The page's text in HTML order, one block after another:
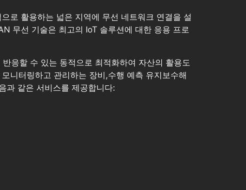
로 활용하는 넓은 지역에 무선 네트워크 연결을 설
무선 기술은 최고의 IoT 솔루션에 대한 응용 프로
응할 수 있는 동적으로 최적화하여 자산의 활용도
니터링하고 관리하는 장비,수행 예측 유지보수해
과 같은 서비스를 제공합니다: